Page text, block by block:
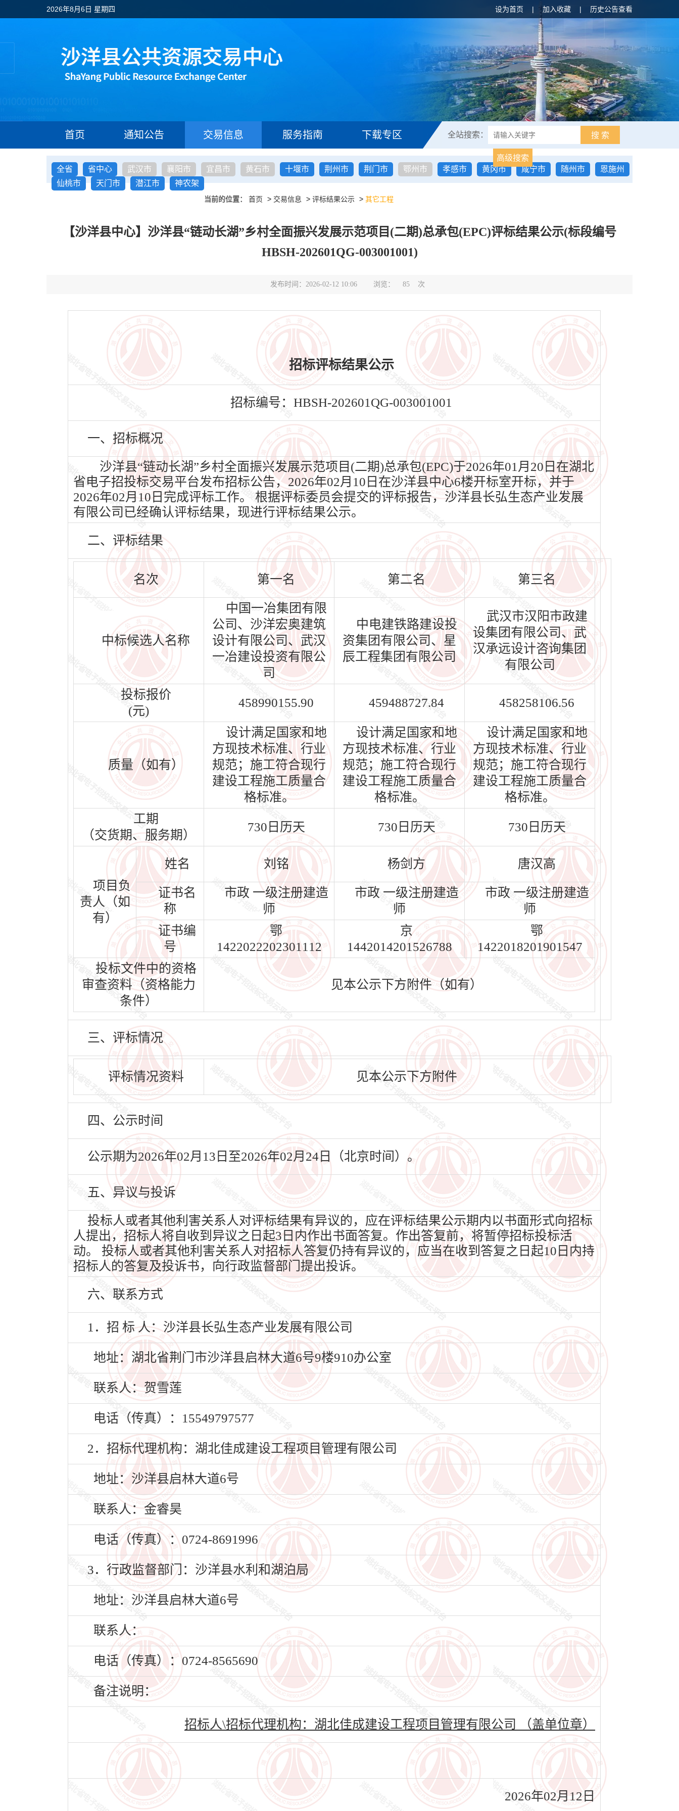
2026年8月6日 星期四 设为首页 | 加入收藏 | 历史公告查看
首页 通知公告 交易信息 服务指南 下载专区 全站搜索： 搜 索
高级搜索
全省
省中心 武汉市 襄阳市 宜昌市 黄石市 十堰市 荆州市 荆门市 鄂州市 孝感市 黄冈市 咸宁市 随州市
恩施州
仙桃市
天门市 潜江市 神农架
当前的位置： 首页 > 交易信息 > 评标结果公示 > 其它工程
【沙洋县中心】沙洋县“链动长湖”乡村全面振兴发展示范项目(二期)总承包(EPC)评标结果公示(标段编号
HBSH-202601QG-003001001)
发布时间：2026-02-12 10:06 浏览： 85 次
招标评标结果公示
招标编号：HBSH-202601QG-003001001
一、招标概况
沙洋县“链动长湖”乡村全面振兴发展示范项目(二期)总承包(EPC)于2026年01月20日在湖北
省电子招投标交易平台发布招标公告，2026年02月10日在沙洋县中心6楼开标室开标，并于
2026年02月10日完成评标工作。 根据评标委员会提交的评标报告，沙洋县长弘生态产业发展
有限公司已经确认评标结果，现进行评标结果公示。
二、评标结果
名次 第一名 第二名 第三名
中标候选人名称
中国一冶集团有限
公司、沙洋宏奥建筑
设计有限公司、武汉
一冶建设投资有限公
司
中电建铁路建设投
资集团有限公司、星
辰工程集团有限公司
武汉市汉阳市政建
设集团有限公司、武
汉承远设计咨询集团
有限公司
投标报价
(元)
458990155.90 459488727.84 458258106.56
质量（如有）
设计满足国家和地
方现技术标准、行业
规范；施工符合现行
建设工程施工质量合
格标准。
设计满足国家和地
方现技术标准、行业
规范；施工符合现行
建设工程施工质量合
格标准。
设计满足国家和地
方现技术标准、行业
规范；施工符合现行
建设工程施工质量合
格标准。
工期
（交货期、服务期）
730日历天 730日历天 730日历天
项目负
责人（如
有）
姓名 刘铭 杨剑方 唐汉高
证书名
称
市政 一级注册建造
师
市政 一级注册建造
师
市政 一级注册建造
师
证书编
号
鄂
1422022202301112
京
1442014201526788
鄂
1422018201901547
投标文件中的资格
审查资料（资格能力
条件）
见本公示下方附件（如有）
三、评标情况
评标情况资料 见本公示下方附件
四、公示时间
公示期为2026年02月13日至2026年02月24日（北京时间）。
五、异议与投诉
投标人或者其他利害关系人对评标结果有异议的，应在评标结果公示期内以书面形式向招标
人提出，招标人将自收到异议之日起3日内作出书面答复。作出答复前，将暂停招标投标活
动。 投标人或者其他利害关系人对招标人答复仍持有异议的，应当在收到答复之日起10日内持
招标人的答复及投诉书，向行政监督部门提出投诉。
六、联系方式
1．招 标 人：沙洋县长弘生态产业发展有限公司
地址：湖北省荆门市沙洋县启林大道6号9楼910办公室
联系人：贺雪莲
电话（传真）：15549797577
2．招标代理机构：湖北佳成建设工程项目管理有限公司
地址：沙洋县启林大道6号
联系人：金睿昊
电话（传真）：0724-8691996
3．行政监督部门：沙洋县水利和湖泊局
地址：沙洋县启林大道6号
联系人：
电话（传真）：0724-8565690
备注说明：
招标人\招标代理机构：湖北佳成建设工程项目管理有限公司 （盖单位章）
2026年02月12日